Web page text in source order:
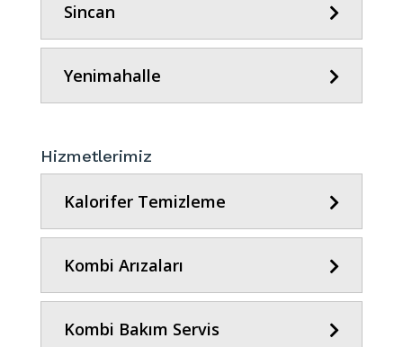
Sincan
Yenimahalle
Hizmetlerimiz
Kalorifer Temizleme
Kombi Arızaları
Kombi Bakım Servis